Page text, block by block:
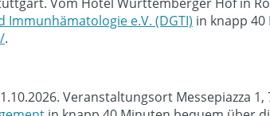
e.V. (DGTI) in knapp
.
Veranstaltungsort